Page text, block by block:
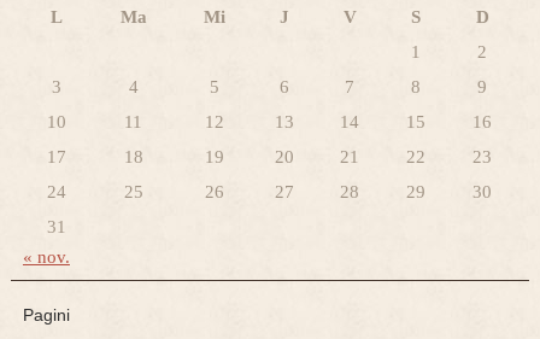
L Ma Mi J V S
D
1
2
3
4 5 6 7 8
9
10
11 12 13 14 15
16
17
18 19 20 21 22
23
24
25 26 27 28 29
30
31
« nov.
Pagini